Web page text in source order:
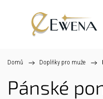
Domů / Doplňky pro muže /
Pánské